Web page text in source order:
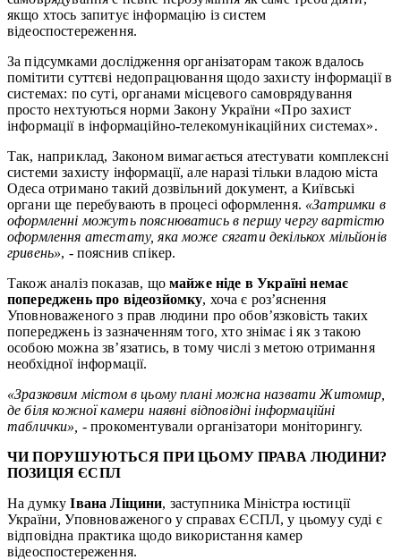
якщо хтось запитує інформацію із систем
відеоспостереження.
За підсумками дослідження організаторам також вдалось
помітити суттєві недопрацювання щодо захисту інформації в
системах: по суті, органами місцевого самоврядування
просто нехтуються норми Закону України «Про захист
інформації в інформаційно-телекомунікаційних системах».
Так, наприклад, Законом вимагається атестувати комплексні
системи захисту інформації, але наразі тільки владою міста
Одеса отримано такий дозвільний документ, а Київські
органи ще перебувають в процесі оформлення. «Затримки в
оформленні можуть пояснюватись в першу чергу вартістю
оформлення атестату, яка може сягати декількох мільйонів
гривень», - пояснив спікер.
Також аналіз показав, що майже ніде в Україні немає
попереджень про відеозйомку, хоча є роз’яснення
Уповноваженого з прав людини про обов’язковість таких
попереджень із зазначенням того, хто знімає і як з такою
особою можна зв’язатись, в тому числі з метою отримання
необхідної інформації.
«Зразковим містом в цьому плані можна назвати Житомир,
де біля кожної камери наявні відповідні інформаційні
таблички», - прокоментували організатори моніторингу.
ЧИ ПОРУШУЮТЬСЯ ПРИ ЦЬОМУ ПРАВА ЛЮДИНИ?
ПОЗИЦІЯ ЄСПЛ
На думкуІвана Ліщини, заступника Міністра юстиції
України, Уповноваженого у справах ЄСПЛ, у цьомуу суді є
відповідна практика щодо використання камер
відеоспостереження.